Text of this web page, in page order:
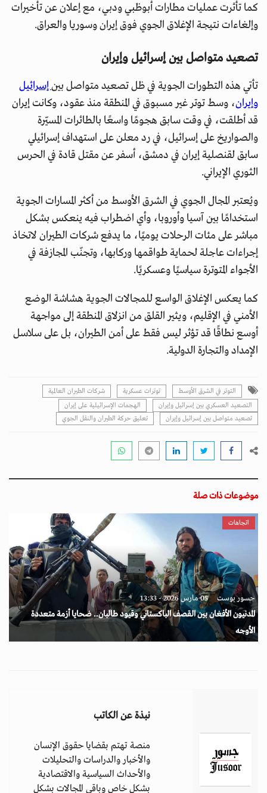
كما تأثرت عمليات مطارات أبوظبي ودبي، مع إعلان عن تأخيرات
وإلغاءات نتيجة الإغلاق الجوي فوق إيران وسوريا والعراق.
تصعيد متواصل بين إسرائيل وإيران
تأتي هذه التطورات الجوية في ظل تصعيد متواصل بينإسرائيل
وإيران، وسط توتر غير مسبوق في المنطقة منذ عقود، وكانت إيران
قد أطلقت، في وقت سابق هجومًا واسعًا بالطائرات المسيّرة
والصواريخ على إسرائيل، في رد معلن على استهداف إسرائيلي
سابق لقنصلية إيران في دمشق، أسفر عن مقتل قادة في الحرس
الثوري الإيراني.
ويُعتبر المجال الجوي في الشرق الأوسط من أكثر المسارات الجوية
استخدامًا بين آسيا وأوروبا، وأي اضطراب فيه ينعكس بشكل
مباشر على مئات الرحلات يوميًا، ما يدفع شركات الطيران لاتخاذ
إجراءات عاجلة لحماية طواقمها وركابها، وتجنّب المجازفة في
الأجواء المتوترة سياسيًا وعسكريًا.
كما يعكس الإغلاق الواسع للمجالات الجوية هشاشة الوضع
الأمني في الإقليم، ويثير القلق من انزلاق المنطقة إلى مواجهة
أوسع نطاقًا قد تؤثر ليس فقط على أمن الطيران، بل على سلاسل
الإمداد والتجارة الدولية.
التوتر في الشرق الأوسط توترات عسكرية
شركات الطيران العالمية
التصعيد العسكري بين إسرائيل وإيران
الهجمات الإسرائيلية على إيران
تصعيد متواصل بين إسرائيل وإيران
تعليق حركة الطيران والنقل الجوي
موضوعات ذات صلة
اتجاهات
جسور بوست 05 مارس 2026 - 13:33
المدنيون الأفغان بين القصف الباكستاني وقيود طالبان.. ضحايا أزمة متعددة
الأوجه
نبذة عن الكاتب
منصة تهتم بقضايا حقوق الإنسان
والأخبار والدراسات والتحليلات
والأحداث السياسية والاقتصادية
بشكل خاص وباقي المجالات بشكل